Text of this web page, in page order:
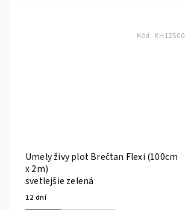
Umely živy plot Brečtan Flexi (100cm
x 2m)
svetlejšie zelená
12 dní
Kód: KH12500